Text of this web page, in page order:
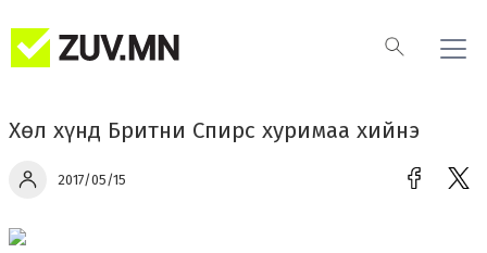
Хөл хүнд Бритни Спирс хуримаа хийнэ
2017/05/15